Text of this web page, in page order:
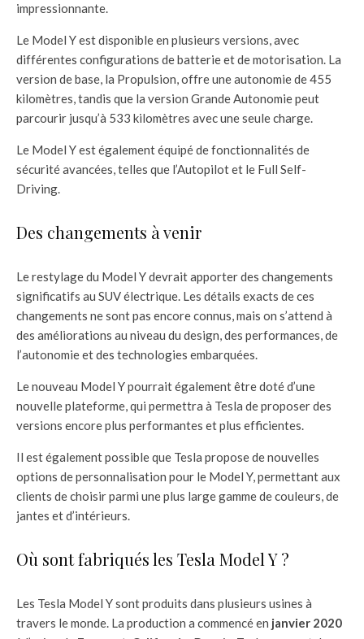
impressionnante.
Le Model Y est disponible en plusieurs versions, avec
différentes configurations de batterie et de motorisation. La
version de base, la Propulsion, offre une autonomie de 455
kilomètres, tandis que la version Grande Autonomie peut
parcourir jusqu’à 533 kilomètres avec une seule charge.
Le Model Y est également équipé de fonctionnalités de
sécurité avancées, telles que l’Autopilot et le Full Self-
Driving.
Des changements à venir
Le restylage du Model Y devrait apporter des changements
significatifs au SUV électrique. Les détails exacts de ces
changements ne sont pas encore connus, mais on s’attend à
des améliorations au niveau du design, des performances, de
l’autonomie et des technologies embarquées.
Le nouveau Model Y pourrait également être doté d’une
nouvelle plateforme, qui permettra à Tesla de proposer des
versions encore plus performantes et plus efficientes.
Il est également possible que Tesla propose de nouvelles
options de personnalisation pour le Model Y, permettant aux
clients de choisir parmi une plus large gamme de couleurs, de
jantes et d’intérieurs.
Où sont fabriqués les Tesla Model Y ?
Les Tesla Model Y sont produits dans plusieurs usines à
travers le monde. La production a commencé en janvier 2020